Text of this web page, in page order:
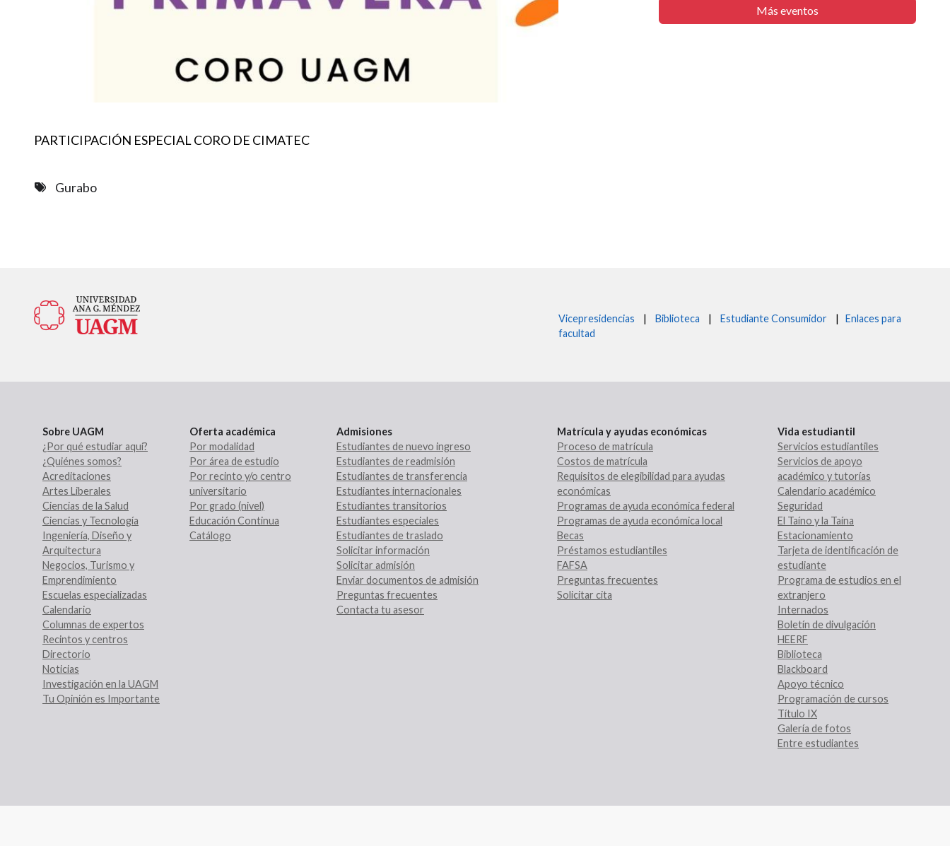
PARTICIPACIÓN ESPECIAL CORO DE CIMATEC
Gurabo
Más eventos
Vicepresidencias | Biblioteca | Estudiante Consumidor |
Enlaces para
facultad
Sobre UAGM
¿Por qué estudiar aquí?
¿Quiénes somos?
Acreditaciones
Artes Liberales
Ciencias de la Salud
Ciencias y Tecnología
Ingeniería, Diseño y
Arquitectura
Negocios, Turismo y
Emprendimiento
Escuelas especializadas
Calendario
Columnas de expertos
Recintos y centros
Directorio
Noticias
Investigación en la UAGM
Tu Opinión es Importante
Oferta académica
Por modalidad
Por área de estudio
Por recinto y/o centro
universitario
Por grado (nivel)
Educación Continua
Catálogo
Admisiones
Estudiantes de nuevo ingreso
Estudiantes de readmisión
Estudiantes de transferencia
Estudiantes internacionales
Estudiantes transitorios
Estudiantes especiales
Estudiantes de traslado
Solicitar información
Solicitar admisión
Enviar documentos de admisión
Preguntas frecuentes
Contacta tu asesor
Matrícula y ayudas económicas
Proceso de matrícula
Costos de matrícula
Requisitos de elegibilidad para ayudas
económicas
Programas de ayuda económica federal
Programas de ayuda económica local
Becas
Préstamos estudiantiles
FAFSA
Preguntas frecuentes
Solicitar cita
Vida estudiantil
Servicios estudiantiles
Servicios de apoyo
académico y tutorías
Calendario académico
Seguridad
El Taíno y la Taína
Estacionamiento
Tarjeta de identificación de
estudiante
Programa de estudios en el
extranjero
Internados
Boletín de divulgación
HEERF
Biblioteca
Blackboard
Apoyo técnico
Programación de cursos
Título IX
Galería de fotos
Entre estudiantes